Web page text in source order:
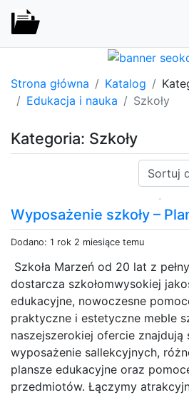
Strona główna Katalog
Edukacja i nauka
Szkoły
Kategoria: Szkoły
Sortuj:
Wyposażenie szkoły –
Dodano: 1 rok 2 miesiące temu
Szkoła Marzeń od 20 lat z
dostarcza szkołomwysokiej
edukacyjne, nowoczesne
praktyczne i estetyczne meble
naszejszerokiej ofercie znajdują
wyposażenie sallekcyjnych,
plansze edukacyjne oraz
przedmiotów. Łączymy